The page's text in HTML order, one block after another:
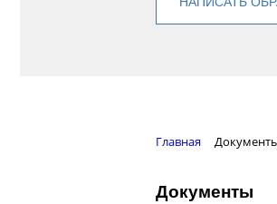
Главная
Документы